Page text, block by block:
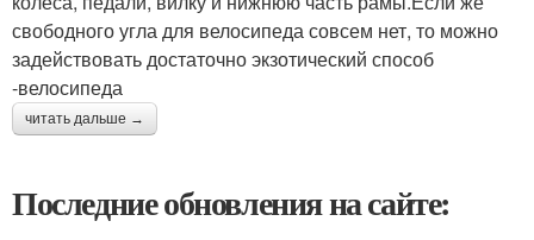
свободного угла для велосипеда совсем нет, то можно
задействовать достаточно экзотический способ
-велосипеда
читать дальше →
Последние обновления на сайте: